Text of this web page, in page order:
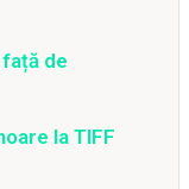
de
la TIFF